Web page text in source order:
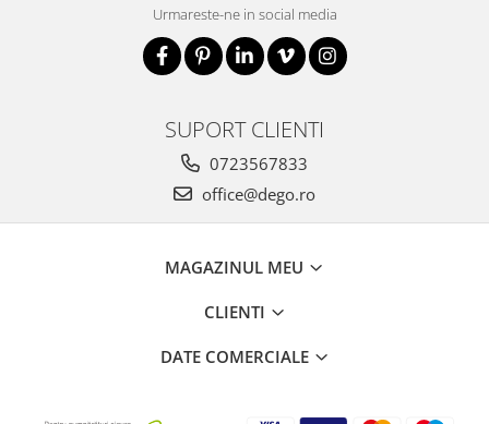
Urmareste-ne in social media
SUPORT CLIENTI
0723567833
office@dego.ro
MAGAZINUL MEU
CLIENTI
DATE COMERCIALE